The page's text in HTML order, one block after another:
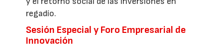
regadío.
Sesión Especial y Foro Empresarial de
Innovación